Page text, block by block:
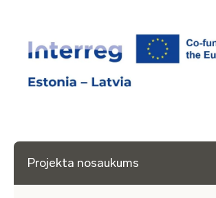
Projekta nosaukums